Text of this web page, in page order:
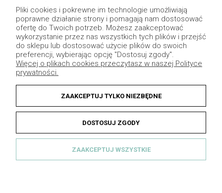
Płatność i dostawa
Moje konto
Pozostałe
Pliki cookies i pokrewne im technologie umożliwiają
poprawne działanie strony i pomagają nam dostosować
ofertę do Twoich potrzeb. Możesz zaakceptować
wykorzystanie przez nas wszystkich tych plików i przejść
do sklepu lub dostosować użycie plików do swoich
preferencji, wybierając opcję "Dostosuj zgody".
Więcej o plikach cookies przeczytasz w naszej Polityce
prywatności.
ZAAKCEPTUJ TYLKO NIEZBĘDNE
DOSTOSUJ ZGODY
ZAAKCEPTUJ WSZYSTKIE